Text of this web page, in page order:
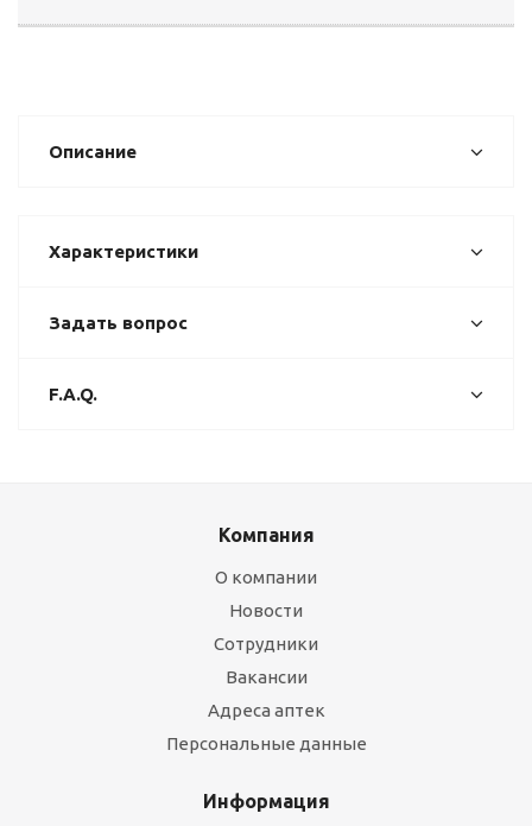
Описание
Характеристики
Задать вопрос
F.A.Q.
Компания
О компании
Новости
Сотрудники
Вакансии
Адреса аптек
Персональные данные
Информация